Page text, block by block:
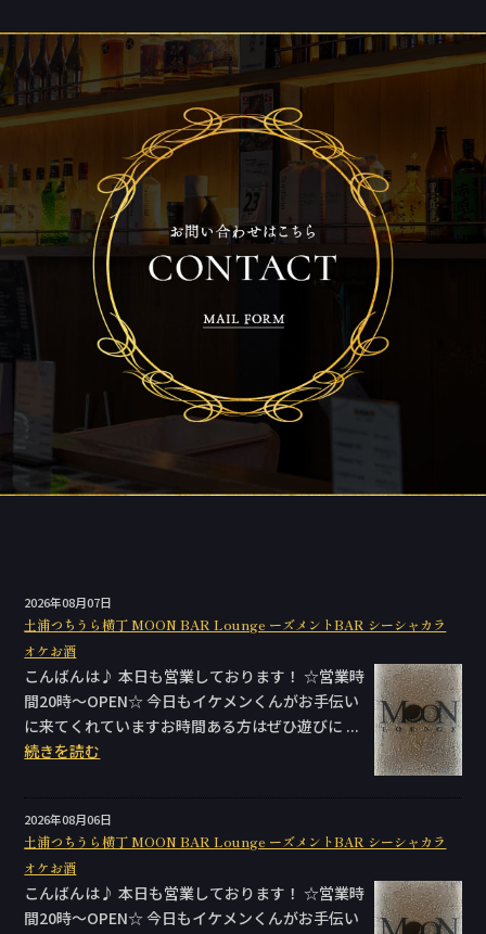
2026年08月07日
土浦つちうら横丁 MOON BAR Lounge ーズメントBAR シーシャカラ
オケお酒
こんばんは♪ 本日も営業しております！ ☆営業時
間20時〜OPEN☆ 今日もイケメンくんがお手伝い
に来てくれていますお時間ある方はぜひ遊びに ...
続きを読む
2026年08月06日
土浦つちうら横丁 MOON BAR Lounge ーズメントBAR シーシャカラ
オケお酒
こんばんは♪ 本日も営業しております！ ☆営業時
間20時〜OPEN☆ 今日もイケメンくんがお手伝い